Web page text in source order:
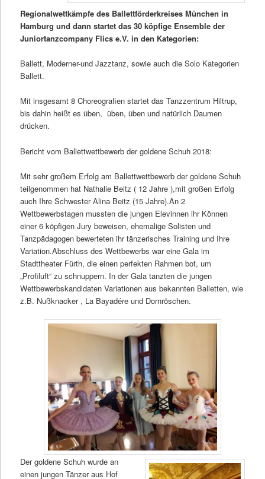
Regionalwettkämpfe des Ballettförderkreises München in
Hamburg und dann startet das 30 köpfige Ensemble der
Juniortanzcompany Flics e.V. in den Kategorien:
Ballett, Moderner-und Jazztanz, sowie auch die Solo Kategorien
Ballett.
Mit insgesamt 8 Choreografien startet das Tanzzentrum Hiltrup,
bis dahin heißt es üben, üben, üben und natürlich Daumen
drücken.
Bericht vom Ballettwettbewerb der goldene Schuh 2018:
Mit sehr großem Erfolg am Ballettwettbewerb der goldene Schuh
teilgenommen hat Nathalie Beitz ( 12 Jahre ),mit großen Erfolg
auch Ihre Schwester Alina Beitz (15 Jahre).An 2
Wettbewerbstagen mussten die jungen Elevinnen ihr Können
einer 6 köpfigen Jury beweisen, ehemalige Solisten und
Tanzpädagogen bewerteten ihr tänzerisches Training und Ihre
Variation.Abschluss des Wettbewerbs war eine Gala im
Stadttheater Fürth, die einen perfekten Rahmen bot, um
„Profiluft“ zu schnuppern. In der Gala tanzten die jungen
Wettbewerbskandidaten Variationen aus bekannten Balletten, wie
z.B. Nußknacker , La Bayadére und Dornröschen.
Der goldene Schuh wurde an
einen jungen Tänzer aus Hof